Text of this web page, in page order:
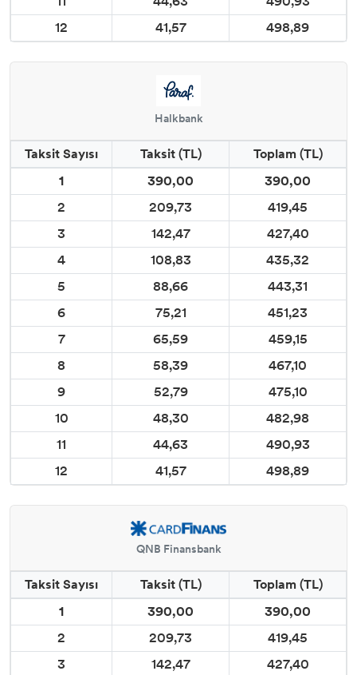
12
41,57 498,89
Halkbank
Taksit Sayısı Taksit (TL)
Toplam (TL)
1
390,00
390,00
2
209,73
419,45
3
142,47
427,40
4
108,83
435,32
5
88,66
443,31
6
75,21
451,23
7
65,59
459,15
8
58,39
467,10
9
52,79
475,10
10
48,30
482,98
11
44,63
490,93
12
41,57 498,89
QNB Finansbank
Taksit Sayısı Taksit (TL)
Toplam (TL)
1
390,00
390,00
2
209,73
419,45
3
142,47
427,40